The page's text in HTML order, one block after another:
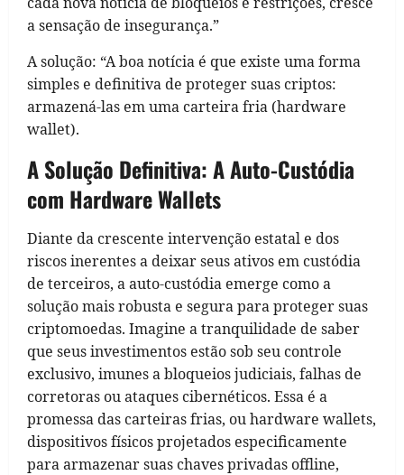
a sensação de insegurança.”
A solução: “A boa notícia é que existe uma forma
simples e definitiva de proteger suas criptos:
armazená-las em uma carteira fria (hardware
wallet).
A Solução Definitiva: A Auto-Custódia
com Hardware Wallets
Diante da crescente intervenção estatal e dos
riscos inerentes a deixar seus ativos em custódia
de terceiros, a auto-custódia emerge como a
solução mais robusta e segura para proteger suas
criptomoedas. Imagine a tranquilidade de saber
que seus investimentos estão sob seu controle
exclusivo, imunes a bloqueios judiciais, falhas de
corretoras ou ataques cibernéticos. Essa é a
promessa das carteiras frias, ou hardware wallets,
dispositivos físicos projetados especificamente
para armazenar suas chaves privadas offline,